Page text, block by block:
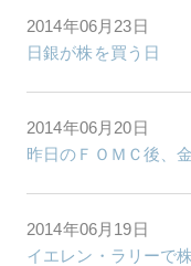
2014年06月23日
日銀が株を買う日
2014年06月20日
昨日のＦＯＭＣ後、
2014年06月19日
イエレン・ラリーで